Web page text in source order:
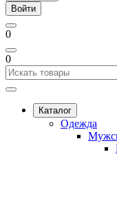
Войти
0
0
Каталог
Одежда